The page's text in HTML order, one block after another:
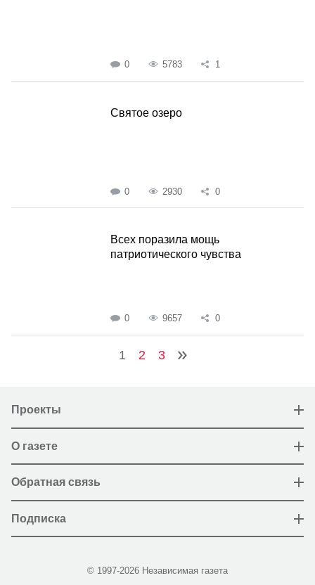
0 5783 1
Святое озеро
0 2930 0
Всех поразила мощь
патриотического чувства
0 9657 0
1 2 3
Проекты
О газете
Обратная связь
Подписка
© 1997-2026 Независимая газета